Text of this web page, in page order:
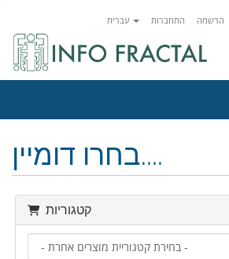
התחברות הרשמה
בחרו דומיין....
קטגוריות